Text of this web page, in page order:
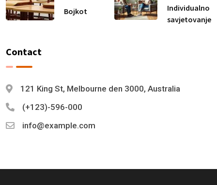
Bojkot
Individualno
savjetovanje
Contact
121 King St, Melbourne den 3000, Australia
(+123)-596-000
info@example.com